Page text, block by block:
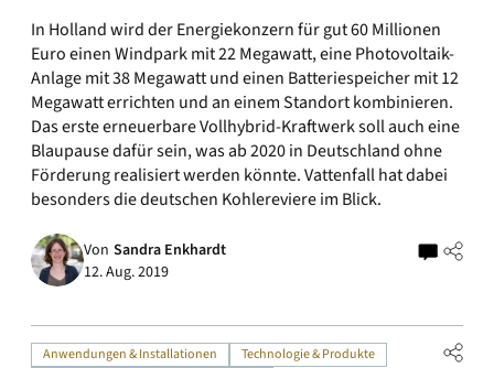
In Holland wird der Energiekonzern für gut 60 Millionen
Euro einen Windpark mit 22 Megawatt, eine Photovoltaik-
Anlage mit 38 Megawatt und einen Batteriespeicher mit 12
Megawatt errichten und an einem Standort kombinieren.
Das erste erneuerbare Vollhybrid-Kraftwerk soll auch eine
Blaupause dafür sein, was ab 2020 in Deutschland ohne
Förderung realisiert werden könnte. Vattenfall hat dabei
besonders die deutschen Kohlereviere im Blick.
Von Sandra Enkhardt
12. Aug. 2019
Anwendungen & Installationen
Technologie & Produkte